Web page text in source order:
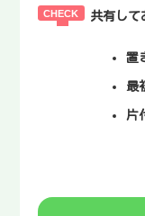
共有して
置
最
片